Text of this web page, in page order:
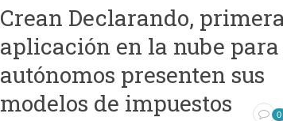
Crean Declarando,
aplicación en la nube para
autónomos presenten sus
modelos de impuestos
0